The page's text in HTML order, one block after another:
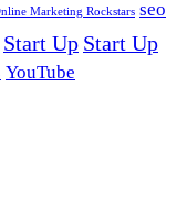
Marketing Rockstars seo
Start Up Start Up
YouTube